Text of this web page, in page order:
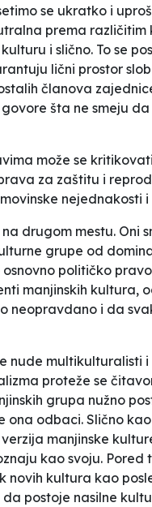
se ukratko i
prema
i slično. To se
lični prostor
članova
šta ne smeju
može se
za zaštitu i
nejednakosti
drugom mestu.
grupe od
političko
manjinskih kultura,
neopravdano i da
nude multikulturalisti
proteže se
grupa nužno
ona odbaci. Slično
manjinske
kao svoju.
novih kultura kao
postoje nasilne